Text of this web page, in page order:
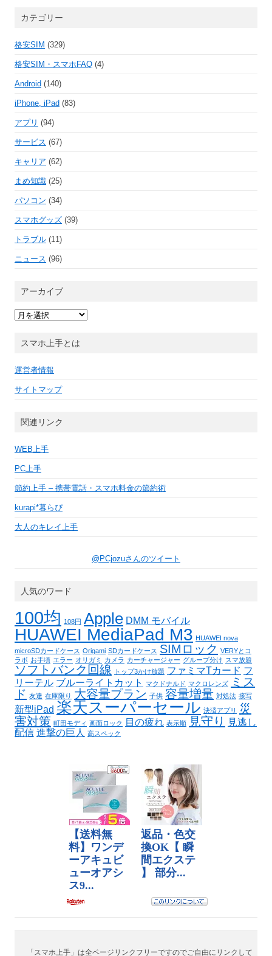
カテゴリー
格安SIM (329)
格安SIM・スマホFAQ (4)
Android (140)
iPhone, iPad (83)
アプリ (94)
サービス (67)
キャリア (62)
まめ知識 (25)
パソコン (34)
スマホグッズ (39)
トラブル (11)
ニュース (96)
アーカイブ
ア
ー
ブスマホ上手とは
運営者情報
サイトマップ
関連リンク
WEB上手
PC上手
節約上手 – 携帯電話・スマホ料金の節約術
kurapi*暮らぴ
大人のキレイ上手
@PCjozuさんのツイート
人気のワード
100均 108円 Apple DMM モバイル
HUAWEI MediaPad M3 HUAWEI nova
microSDカードケース Origami SDカードケース SIMロック VERYとコ
ラボ お手頃 エラー オリガミ カメラ カーチャージャー グループ分け スマ放題
ソフトバンク回線 トップ3かけ放題 ファミマTカード フ
リーテル ブルーライトカット マクドナルド マクロレンズ
ミス
ド 友達 在庫限り 大容量プラン 子供 容量増量 対処法 接写
新型iPad 楽天スーパーセール 決済アプリ
災
害対策 町田モディ 画面ロック 目の疲れ 表示順 見守り
見逃し
配信 進撃の巨人 高スペック
「スマホ上手」は全ページリンクフリーですのでご自由にリンクして